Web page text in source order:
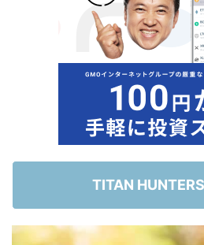
TITAN